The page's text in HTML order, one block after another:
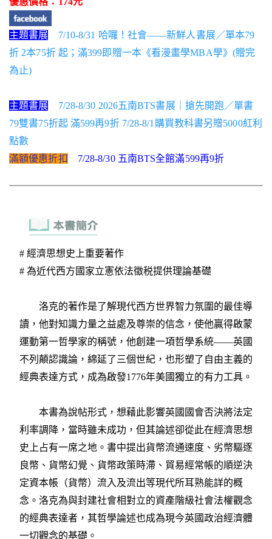
主題書展
7/10-8/31 哈囉！社會——新鮮人書展／單本79
折 2本75折 起；滿399即贈一本《看漫畫學MBA學》(贈完
為止)
主題書展
7/28-8/30 2026五南BTS書展｜搶先開跑／單書
79雙書75折起 滿599再9折 7/28-8/1購買教科書另贈5000紅利
點數
滿額優惠折扣
7/28-8/30 五南BTS全館滿599再9折